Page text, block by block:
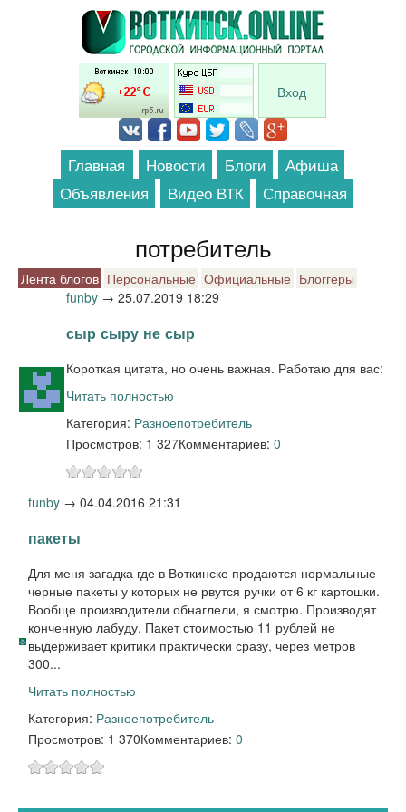
Перейти к основному содержанию
Вход
Главная Новости Блоги
Афиша
Объявления
Видео ВТК Справочная
потребитель
Лента блогов Персональные Официальные Блоггеры
funby → 25.07.2019 18:29
сыр сыру не сыр
Короткая цитата, но очень важная. Работаю для вас:
Читать полностью
Категория: Разноепотребитель
Просмотров: 1 327Комментариев: 0
funby → 04.04.2016 21:31
пакеты
Для меня загадка где в Воткинске продаются нормальные
черные пакеты у которых не рвутся ручки от 6 кг картошки.
Вообще производители обнаглели, я смотрю. Производят
конченную лабуду. Пакет стоимостью 11 рублей не
выдерживает критики практически сразу, через метров
300...
Читать полностью
Категория: Разноепотребитель
Просмотров: 1 370Комментариев: 0